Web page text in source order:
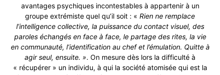
avantages psychiques incontestables à appartenir à un
groupe extrémiste quel qu’il soit : « Rien ne remplace
l’intelligence collective, la puissance du contact visuel, des
paroles échangés en face à face, le partage des rites, la vie
en communauté, l’identification au chef et l’émulation. Quitte à
agir seul, ensuite. ». On mesure dès lors la difficulté à
« récupérer » un individu, à qui la société atomisée qui est la